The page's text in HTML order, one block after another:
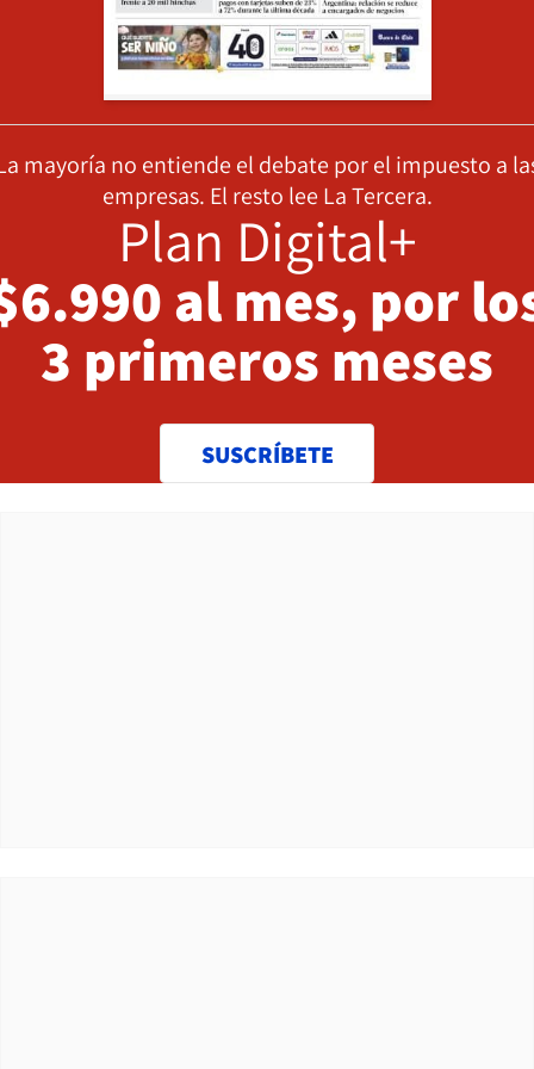
mayoría no entiende el debate por el impuesto a
empresas. El resto lee La Tercera.
Plan Digital+
al mes, por
3 primeros meses
SUSCRÍBETE